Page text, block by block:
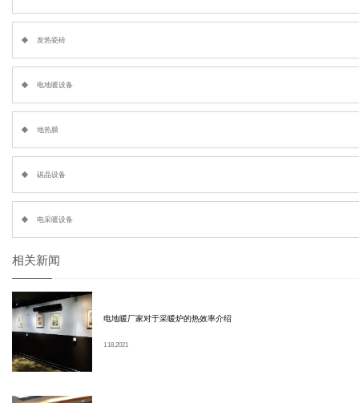
发热瓷砖
电地暖设备
地热膜
碳晶设备
电采暖设备
相关新闻
电地暖厂家对于采暖炉的热效率介绍
1 18, 2021